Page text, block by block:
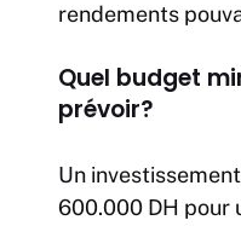
rendements
Quel budget
prévoir?
Un
600.000 DH pour